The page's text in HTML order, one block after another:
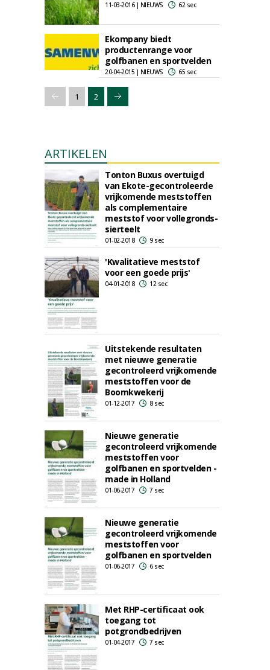
11-03-2016 | NIEUWS 62 sec
Ekompany biedt
productenrange voor
golfbanen en sportvelden
20-04-2015 | NIEUWS 65 sec
1 2
ARTIKELEN
Tonton Buxus overtuigd
van Ekote-gecontroleerde
vrijkomende meststoffen
als complementaire
meststof voor vollegronds-
sierteelt
01-02-2018 9 sec
'Kwalitatieve meststof
voor een goede prijs'
04-01-2018 12 sec
Uitstekende resultaten
met nieuwe generatie
gecontroleerd vrijkomende
meststoffen voor de
Boomkwekerij
01-12-2017 8 sec
Nieuwe generatie
gecontroleerd vrijkomende
meststoffen voor
golfbanen en sportvelden -
made in Holland
01-06-2017 7 sec
Nieuwe generatie
gecontroleerd vrijkomende
meststoffen voor
golfbanen en sportvelden
01-06-2017 6 sec
Met RHP-certificaat ook
toegang tot
potgrondbedrijven
01-04-2017 7 sec